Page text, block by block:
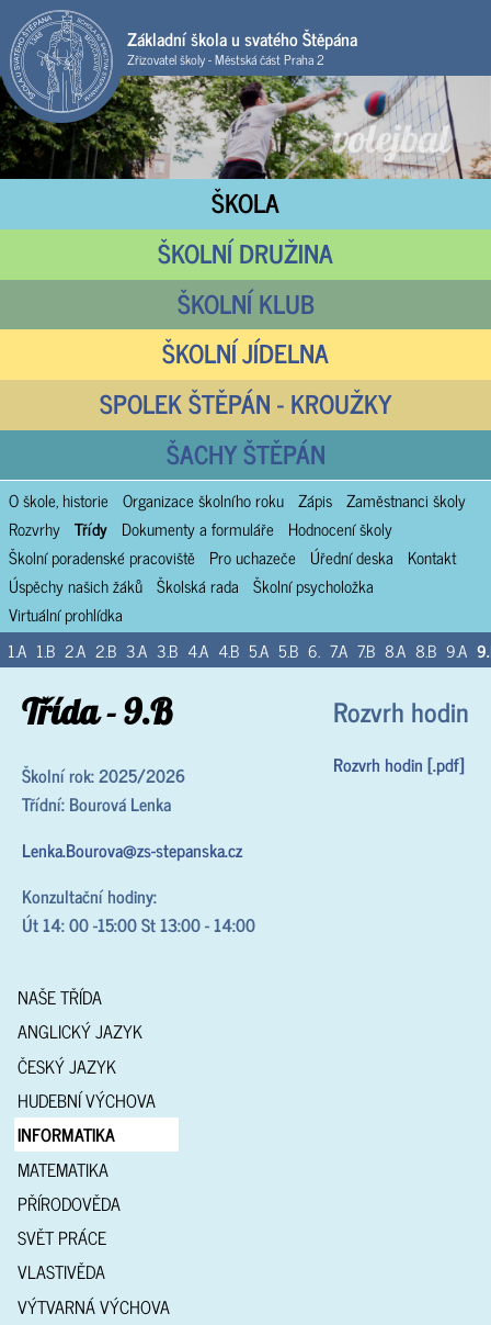
Základní škola u svatého Štěpána
Zřizovatel školy - Městská část Praha 2
ŠKOLA
ŠKOLNÍ DRUŽINA
ŠKOLNÍ KLUB
ŠKOLNÍ JÍDELNA
SPOLEK ŠTĚPÁN - KROUŽKY
ŠACHY ŠTĚPÁN
O škole, historie Organizace školního roku Zápis Zaměstnanci školy
Rozvrhy Třídy Dokumenty a formuláře
Hodnocení školy
Školní poradenské pracoviště
Pro uchazeče Úřední deska
Kontakt
Úspěchy našich žáků Školská rada Školní psycholožka
Virtuální prohlídka
1.A 1.B 2.A 2.B 3.A 3.B 4.A 4.B 5.A 5.B 6. 7.A 7.B 8.A 8.B 9.A
Rozvrh hodin
Rozvrh hodin [.pdf]
Třída - 9.B
Školní rok: 2025/2026
Třídní: Bourová Lenka
Lenka.Bourova@zs-stepanska.cz
Konzultační hodiny:
Út 14: 00 -15:00 St 13:00 - 14:00
NAŠE TŘÍDA
ANGLICKÝ JAZYK
ČESKÝ JAZYK
HUDEBNÍ VÝCHOVA
INFORMATIKA
MATEMATIKA
PŘÍRODOVĚDA
SVĚT PRÁCE
VLASTIVĚDA
VÝTVARNÁ VÝCHOVA